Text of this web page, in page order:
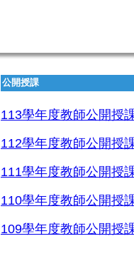
公開授課
113學年度教師公開授
112學年度教師公開授
111學年度教師公開授
110學年度教師公開授
109學年度教師公開授